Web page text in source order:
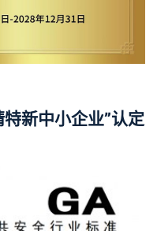
新中小企业”认定